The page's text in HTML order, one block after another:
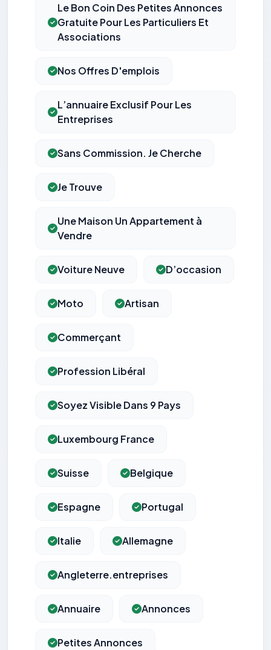
Le Bon Coin Des Petites Annonces
Gratuite Pour Les Particuliers Et
Associations
Nos Offres D'emplois
L’annuaire Exclusif Pour Les
Entreprises
Sans Commission. Je Cherche
Je Trouve
Une Maison Un Appartement à
Vendre
Voiture Neuve D’occasion
Moto Artisan
Commerçant
Profession Libéral
Soyez Visible Dans 9 Pays
Luxembourg France
Suisse Belgique
Espagne Portugal
Italie Allemagne
Angleterre.entreprises
Annuaire Annonces
Petites Annonces